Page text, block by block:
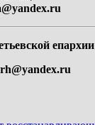
епархии